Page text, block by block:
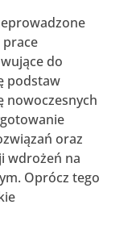
prace
do
podstaw
nowoczesnych
oraz
wdrożeń na
Oprócz tego